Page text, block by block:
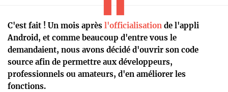
C'est fait ! Un mois après l'officialisation de l'appli
Android, et comme beaucoup d'entre vous le
demandaient, nous avons décidé d'ouvrir son code
source afin de permettre aux développeurs,
professionnels ou amateurs, d'en améliorer les
fonctions.